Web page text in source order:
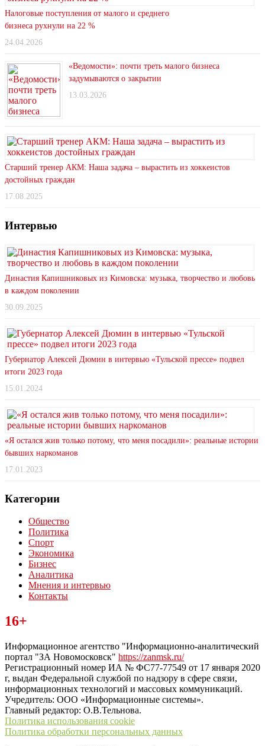
Налоговые поступления от малого и среднего
бизнеса рухнули на 22 %
24.04.2026
«Ведомости»: почти треть малого бизнеса
задумываются о закрытии
13.03.2026
Старший тренер АКМ: Наша задача – вырастить из хоккеистов
достойных граждан
17.08.2025
Интервью
Династия Капишниковых из Кимовска: музыка, творчество и любовь
в каждом поколении
30.09.2025
Губернатор Алексей Дюмин в интервью «Тульской прессе» подвел
итоги 2023 года
15.01.2024
«Я остался жив только потому, что меня посадили»: реальные истории
бывших наркоманов
17.01.2023
Категории
Общество
Политика
Спорт
Экономика
Бизнес
Аналитика
Мнения и интервью
Контакты
Читайте последние новости дня в Тульской области на сайте
“ЗаНовомосковск”
16+
Информационное агентство "Информационно-аналитический
портал "ЗА Новомосковск" https://zanmsk.ru/
Регистрационный номер ИА № ФС77-77549 от 17 января 2020
г, выдан Федеральной службой по надзору в сфере связи,
информационных технологий и массовых коммуникаций.
Учредитель: ООО «Информационные системы».
Главный редактор: О.В.Тельнова.
Политика использования cookie
Политика обработки персональных данных